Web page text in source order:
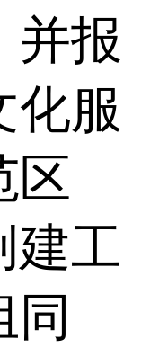
并报
化服
区
建工
同